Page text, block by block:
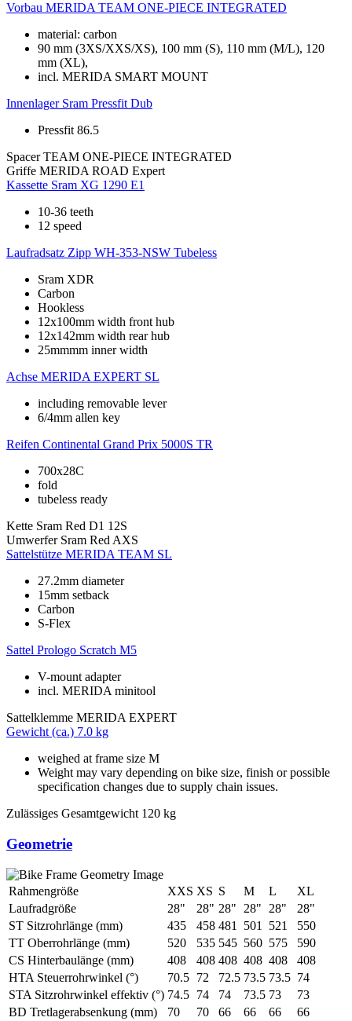
Vorbau MERIDA TEAM ONE-PIECE INTEGRATED
material: carbon
90 mm (3XS/XXS/XS), 100 mm (S), 110 mm (M/L), 120
mm (XL),
incl. MERIDA SMART MOUNT
Innenlager Sram Pressfit Dub
Pressfit 86.5
Spacer TEAM ONE-PIECE INTEGRATED
Griffe MERIDA ROAD Expert
Kassette Sram XG 1290 E1
10-36 teeth
12 speed
Laufradsatz Zipp WH-353-NSW Tubeless
Sram XDR
Carbon
Hookless
12x100mm width front hub
12x142mm width rear hub
25mmmm inner width
Achse MERIDA EXPERT SL
including removable lever
6/4mm allen key
Reifen Continental Grand Prix 5000S TR
700x28C
fold
tubeless ready
Kette Sram Red D1 12S
Umwerfer Sram Red AXS
Sattelstütze MERIDA TEAM SL
27.2mm diameter
15mm setback
Carbon
S-Flex
Sattel Prologo Scratch M5
V-mount adapter
incl. MERIDA minitool
Sattelklemme MERIDA EXPERT
Gewicht (ca.) 7.0 kg
weighed at frame size M
Weight may vary depending on bike size, finish or possible
specification changes due to supply chain issues.
Zulässiges Gesamtgewicht 120 kg
Geometrie
Rahmengröße XXS XS S M L
XL
Laufradgröße
28" 28" 28" 28" 28"
28"
ST Sitzrohrlänge (mm)
435 458 481 501 521
550
TT Oberrohrlänge (mm)
520 535 545 560 575
590
CS Hinterbaulänge (mm)
408 408 408 408 408
408
HTA Steuerrohrwinkel (°)
70.5 72 72.5 73.5 73.5 74
STA Sitzrohrwinkel effektiv (°) 74.5 74 74 73.5 73
73
BD Tretlagerabsenkung (mm)
70 70 66 66 66
66